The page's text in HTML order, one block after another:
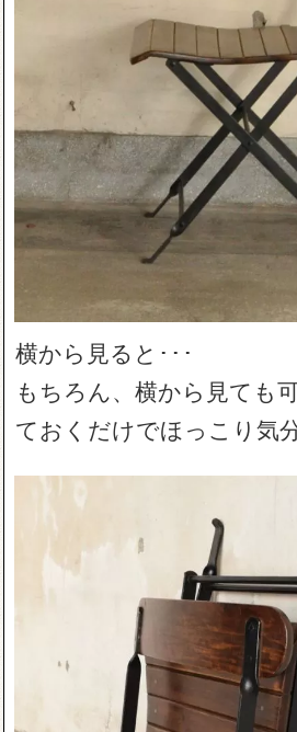
横から見ると･･･
もちろん、横から見ても
ておくだけでほっこり気